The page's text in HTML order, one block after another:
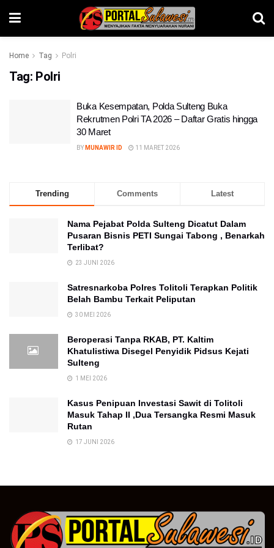
Home Tag Polri
Tag: Polri
Buka Kesempatan, Polda Sulteng Buka
Rekrutmen Polri TA 2026 – Daftar Gratis hingga
30 Maret
BY MUNAWIR ID 11 MARET 2026
Trending Comments Latest
Nama Pejabat Polda Sulteng Dicatut Dalam
Pusaran Bisnis PETI Sungai Tabong , Benarkah
Terlibat?
23 JUNI 2026
Satresnarkoba Polres Tolitoli Terapkan Politik
Belah Bambu Terkait Peliputan
30 MEI 2026
Beroperasi Tanpa RKAB, PT. Kaltim
Khatulistiwa Disegel Penyidik Pidsus Kejati
Sulteng
1 MEI 2026
Kasus Penipuan Investasi Sawit di Tolitoli
Masuk Tahap II ,Dua Tersangka Resmi Masuk
Rutan
17 JUNI 2026